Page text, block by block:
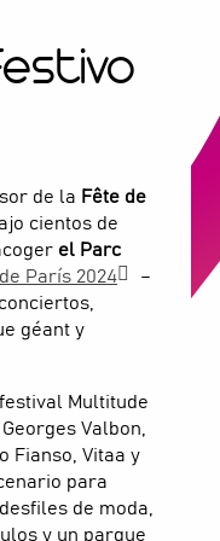
de la Fête de
cientos de
el Parc
París 2024
–
géant y
Multitude
Valbon,
Fianso, Vitaa y
para
de moda,
y un parque